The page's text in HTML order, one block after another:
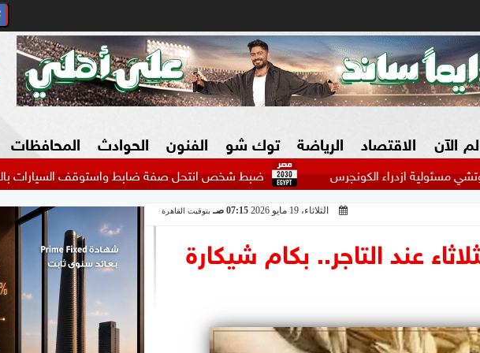
الآن الاقتصاد
الزراعة فى مصر
المسؤولية المجتمعية
الرياضة
بطولات عربية
بطولات عالمية
توك شو الفنون الحوادث
شكاوي المواطن
المحافظات
ضبط شخص انتحل صفة ضابط واستوقف السيارات بالشارع الكونجرس
الثلاثاء، 19 مايو 2026 07:15 صـ بتوقيت القاهرة
عند التاجر.. بكام شيكارة